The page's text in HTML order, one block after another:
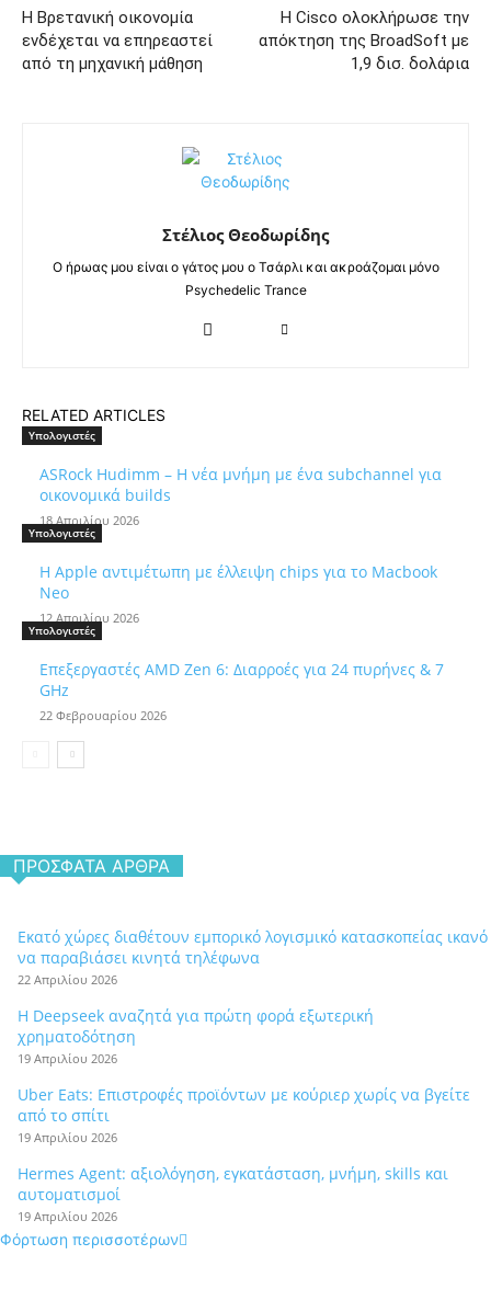
Η Βρετανική οικονομία
ενδέχεται να επηρεαστεί
από τη μηχανική μάθηση
Η Cisco ολοκλήρωσε την
απόκτηση της BroadSoft με
1,9 δισ. δολάρια
Στέλιος Θεοδωρίδης
Ο ήρωας μου είναι ο γάτος μου ο Τσάρλι και ακροάζομαι μόνο
Psychedelic Trance
RELATED ARTICLES
Υπολογιστές
ASRock Hudimm – Η νέα μνήμη με ένα subchannel για
οικονομικά builds
18 Απριλίου 2026
Υπολογιστές
Η Apple αντιμέτωπη με έλλειψη chips για το Macbook
Neo
12 Απριλίου 2026
Υπολογιστές
Επεξεργαστές AMD Zen 6: Διαρροές για 24 πυρήνες & 7
GHz
22 Φεβρουαρίου 2026
ΠΡΌΣΦΑΤΑ ΆΡΘΡΑ
Εκατό χώρες διαθέτουν εμπορικό λογισμικό κατασκοπείας ικανό
να παραβιάσει κινητά τηλέφωνα
22 Απριλίου 2026
Η Deepseek αναζητά για πρώτη φορά εξωτερική
χρηματοδότηση
19 Απριλίου 2026
Uber Eats: Επιστροφές προϊόντων με κούριερ χωρίς να βγείτε
από το σπίτι
19 Απριλίου 2026
Hermes Agent: αξιολόγηση, εγκατάσταση, μνήμη, skills και
αυτοματισμοί
19 Απριλίου 2026
Φόρτωση περισσοτέρων